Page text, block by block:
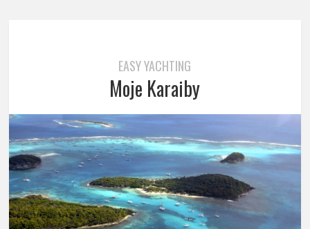
EASY YACHTING
Moje Karaiby